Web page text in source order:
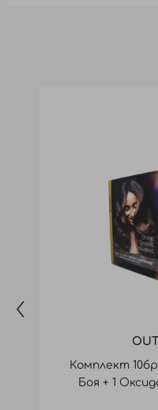
Комплект
Боя + 1